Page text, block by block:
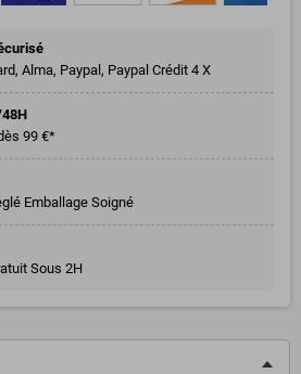
Alma, Paypal, Paypal Crédit 4 X
99 €*
Emballage Soigné
Sous 2H